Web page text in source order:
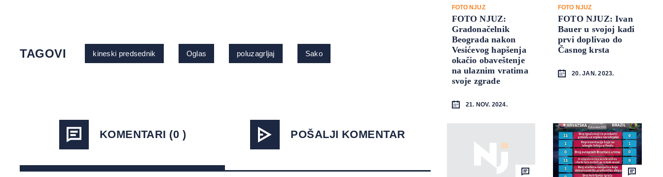
TAGOVI kineski predsednik Oglas poluzagrljaj Sako
KOMENTARI (0 ) POŠALJI KOMENTAR
FOTO NJUZ
FOTO NJUZ:
Gradonačelnik
Beograda nakon
Vesićevog hapšenja
okačio obaveštenje
na ulaznim vratima
svoje zgrade
21. NOV. 2024.
FOTO NJUZ
FOTO NJUZ: Ivan
Bauer u svojoj kadi
prvi doplivao do
Časnog krsta
20. JAN. 2023.